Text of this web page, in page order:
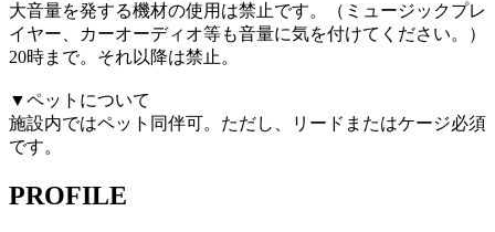
大音量を発する機材の使用は禁止です。（ミュージックプレ
イヤー、カーオーディオ等も音量に気を付けてください。）
20時まで。それ以降は禁止。
▼ペットについて
施設内ではペット同伴可。ただし、リードまたはケージ必須
です。
PROFILE